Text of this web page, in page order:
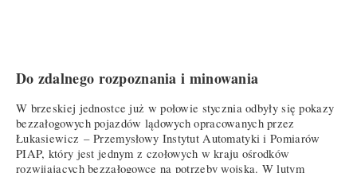
Do zdalnego rozpoznania i minowania
W brzeskiej jednostce już w połowie stycznia odbyły się pokazy
bezzałogowych pojazdów lądowych opracowanych przez
Łukasiewicz – Przemysłowy Instytut Automatyki i Pomiarów
PIAP, który jest jednym z czołowych w kraju ośrodków
rozwijających bezzałogowce na potrzeby wojska. W lutym